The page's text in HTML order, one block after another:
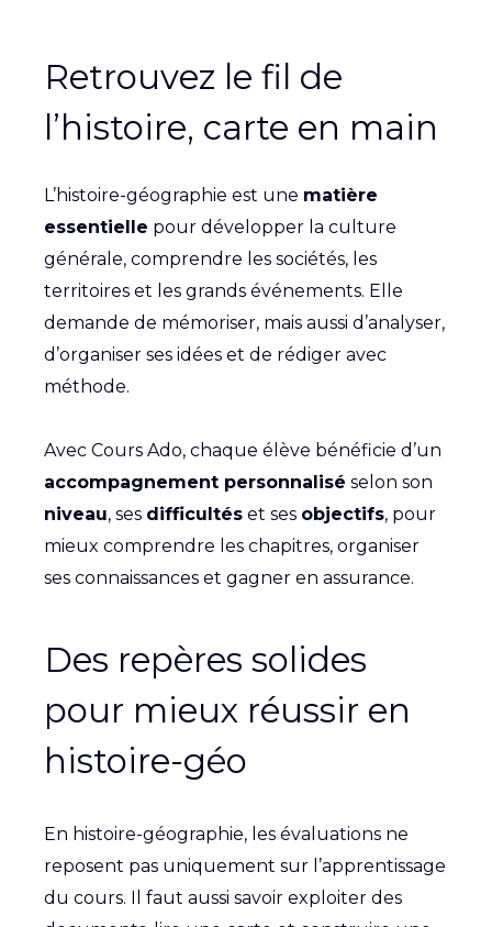
Retrouvez le fil de
l’histoire, carte en main
L’histoire-géographie est une matière
essentielle pour développer la culture
générale, comprendre les sociétés, les
territoires et les grands événements. Elle
demande de mémoriser, mais aussi d’analyser,
d’organiser ses idées et de rédiger avec
méthode.
Avec Cours Ado, chaque élève bénéficie d’un
accompagnement personnalisé selon son
niveau, ses difficultés et ses objectifs, pour
mieux comprendre les chapitres, organiser
ses connaissances et gagner en assurance.
Des repères solides
pour mieux réussir en
histoire-géo
En histoire-géographie, les évaluations ne
reposent pas uniquement sur l’apprentissage
du cours. Il faut aussi savoir exploiter des